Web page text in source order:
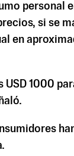
personal
si se
en
USD 1000